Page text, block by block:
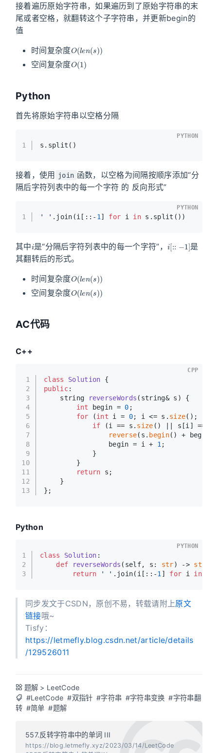
接着遍历原始字符串，如果遍历到了原始字符串的末
尾或者空格，就翻转这个子字符串，并更新begin的
值
时间复杂度
空间复杂度
O (1)
Python
首先将原始字符串以空格分隔
1 s.split()
PYTHON
接着，使用 join 函数，以空格为间隔按顺序添加“分
隔后字符列表中的每一个字符 的 反向形式”
1 ' ' .join(i[::- 1 ] for i in s.split())
PYTHON
其中 是“分隔后字符列表中的每一个字符”，
是
其翻转后的形式。
时间复杂度
空间复杂度
O (len(s))
AC代码
C++
1
2
3
4
5
6
7
8
9
10
11
12
13
class Solution {
public:
string
reverseWords (string& s)
{
int begin = 0 ;
for (int i = 0; i <= s. size();
if (i == s. size () || s[i] ==
reverse(s. begin() + begin,
                begin = i +
1 ;
            }
        }
return s;
    }
};
CPP
Python
1
2
3
class Solution :
def
reverseWords ( self, s: str) -> str
return
' ' .join(i[::-1 ] for i in
PYTHON
同步发文于CSDN，原创不易，转载请附上原文
链接哦~
Tisfy：
https://letmefly.blog.csdn.net/article/details
/129526011
题解 > LeetCode
#LeetCode #双指针 #字符串 #字符串变换 #字符串翻
转 #简单 #题解
557.反转字符串中的单词 III
https://blog.letmefly.xyz/2023/03/14/LeetCode